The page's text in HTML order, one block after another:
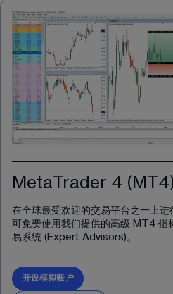
MetaTrader 4
在全球最受欢迎的交易平台之一上进
可免费使用我们提供的高级 MT4 指
易系统 (Expert Advisors)。
开设模拟账户